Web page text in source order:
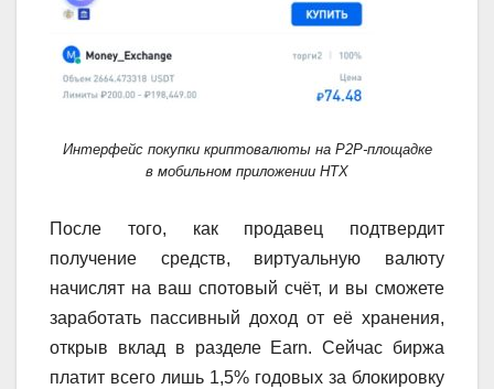
Интерфейс покупки криптовалюты на P2P-площадке
в мобильном приложении HTX
После того, как продавец подтвердит
получение средств, виртуальную валюту
начислят на ваш спотовый счёт, и вы сможете
заработать пассивный доход от её хранения,
открыв вклад в разделе Earn. Сейчас биржа
платит всего лишь 1,5% годовых за блокировку